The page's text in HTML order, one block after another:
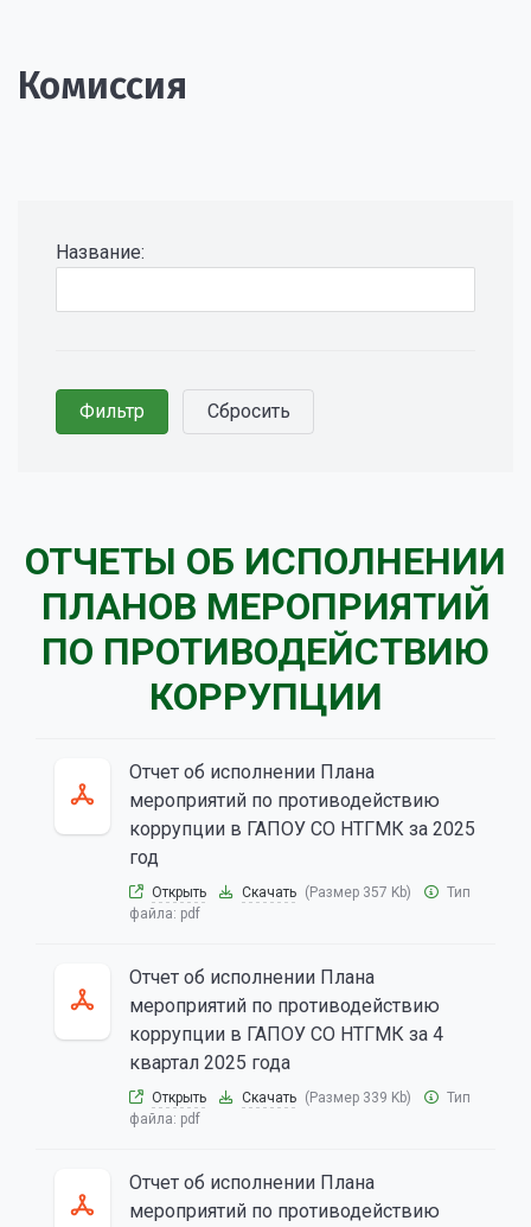
Комиссия
Название:
ОТЧЕТЫ ОБ ИСПОЛНЕНИИ
ПЛАНОВ МЕРОПРИЯТИЙ
ПО ПРОТИВОДЕЙСТВИЮ
КОРРУПЦИИ
Отчет об исполнении Плана
мероприятий по противодействию
коррупции в ГАПОУ СО НТГМК за 2025
год
Открыть Скачать (Размер 357 Kb)
Тип
файла: pdf
Отчет об исполнении Плана
мероприятий по противодействию
коррупции в ГАПОУ СО НТГМК за 4
квартал 2025 года
Открыть Скачать (Размер 339 Kb)
Тип
файла: pdf
Отчет об исполнении Плана
мероприятий по противодействию